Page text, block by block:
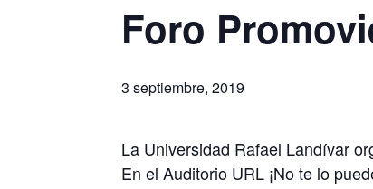
Foro
3 septiembre, 2019
La Universidad Rafael Landívar
En el Auditorio URL ¡No te lo